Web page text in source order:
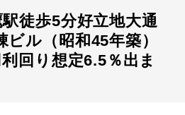
徒歩5分好立地大通
ビル（昭和45年築）
回り想定6.5％出ま